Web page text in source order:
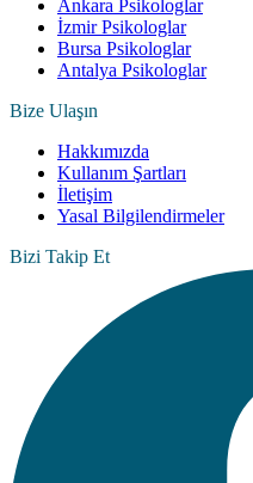
Ankara Psikologlar
İzmir Psikologlar
Bursa Psikologlar
Antalya Psikologlar
Bize Ulaşın
Hakkımızda
Kullanım Şartları
İletişim
Yasal Bilgilendirmeler
Bizi Takip Et